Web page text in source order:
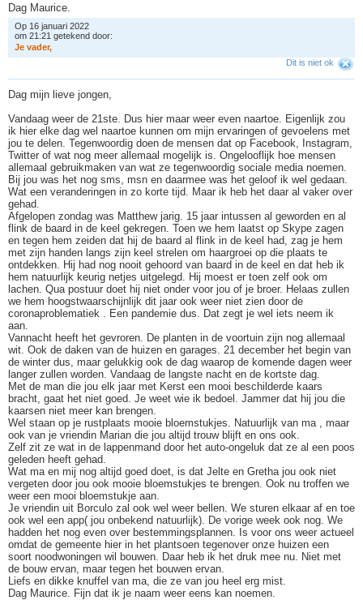
Dag Maurice.
Op 16 januari 2022
om 21:21 getekend door:
Je vader,
Dit is niet ok
Dag mijn lieve jongen,
Vandaag weer de 21ste. Dus hier maar weer even naartoe. Eigenlijk zou
ik hier elke dag wel naartoe kunnen om mijn ervaringen of gevoelens met
jou te delen. Tegenwoordig doen de mensen dat op Facebook, Instagram,
Twitter of wat nog meer allemaal mogelijk is. Ongelooflijk hoe mensen
allemaal gebruikmaken van wat ze tegenwoordig sociale media noemen.
Bij jou was het nog sms, msn en daarmee was het geloof ik wel gedaan.
Wat een veranderingen in zo korte tijd. Maar ik heb het daar al vaker over
gehad.
Afgelopen zondag was Matthew jarig. 15 jaar intussen al geworden en al
flink de baard in de keel gekregen. Toen we hem laatst op Skype zagen
en tegen hem zeiden dat hij de baard al flink in de keel had, zag je hem
met zijn handen langs zijn keel strelen om haargroei op die plaats te
ontdekken. Hij had nog nooit gehoord van baard in de keel en dat heb ik
hem natuurlijk keurig netjes uitgelegd. Hij moest er toen zelf ook om
lachen. Qua postuur doet hij niet onder voor jou of je broer. Helaas zullen
we hem hoogstwaarschijnlijk dit jaar ook weer niet zien door de
coronaproblematiek . Een pandemie dus. Dat zegt je wel iets neem ik
aan.
Vannacht heeft het gevroren. De planten in de voortuin zijn nog allemaal
wit. Ook de daken van de huizen en garages. 21 december het begin van
de winter dus, maar gelukkig ook de dag waarop de komende dagen weer
langer zullen worden. Vandaag de langste nacht en de kortste dag.
Met de man die jou elk jaar met Kerst een mooi beschilderde kaars
bracht, gaat het niet goed. Je weet wie ik bedoel. Jammer dat hij jou die
kaarsen niet meer kan brengen.
Wel staan op je rustplaats mooie bloemstukjes. Natuurlijk van ma , maar
ook van je vriendin Marian die jou altijd trouw blijft en ons ook.
Zelf zit ze wat in de lappenmand door het auto-ongeluk dat ze al een poos
geleden heeft gehad.
Wat ma en mij nog altijd goed doet, is dat Jelte en Gretha jou ook niet
vergeten door jou ook mooie bloemstukjes te brengen. Ook nu troffen we
weer een mooi bloemstukje aan.
Je vriendin uit Borculo zal ook wel weer bellen. We sturen elkaar af en toe
ook wel een app( jou onbekend natuurlijk). De vorige week ook nog. We
hadden het nog even over bestemmingsplannen. Is voor ons weer actueel
omdat de gemeente hier in het plantsoen tegenover onze huizen een
soort noodwoningen wil bouwen. Daar heb ik het druk mee nu. Niet met
de bouw ervan, maar tegen het bouwen ervan.
Liefs en dikke knuffel van ma, die ze van jou heel erg mist.
Dag Maurice. Fijn dat ik je naam weer eens kan noemen.